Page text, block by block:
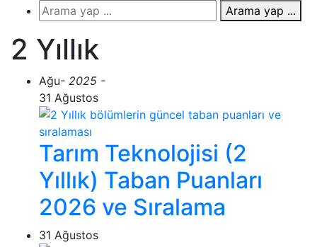
Arama yap ...
2 Yıllık
Ağu- 2025 -
31 Ağustos
Tarım Teknolojisi (2
Yıllık) Taban Puanları
2026 ve Sıralama
31 Ağustos